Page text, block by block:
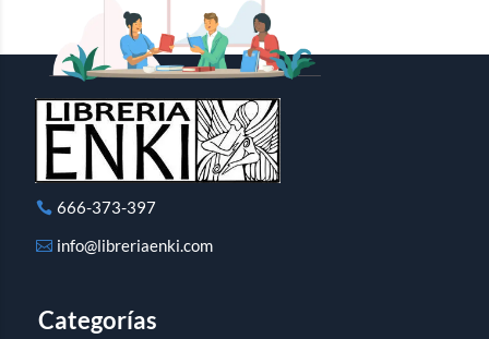
666-373-397
info@libreriaenki.com
Categorías